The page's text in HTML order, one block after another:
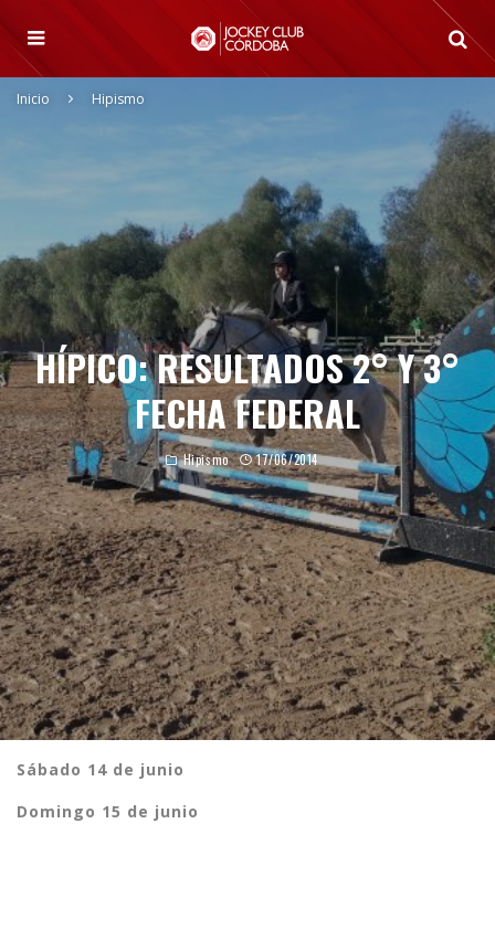
Inicio Hipismo
HÍPICO: RESULTADOS 2° Y 3°
FECHA FEDERAL
Hipismo 17/06/2014
Sábado 14 de junio
Domingo 15 de junio